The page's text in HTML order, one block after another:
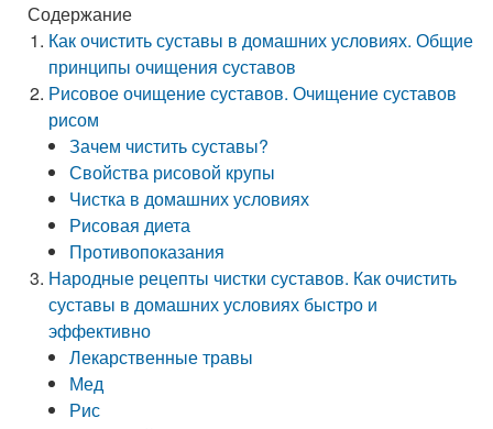
Содержание
Как очистить суставы в домашних условиях. Общие
принципы очищения суставов
Рисовое очищение суставов. Очищение суставов
рисом
Зачем чистить суставы?
Свойства рисовой крупы
Чистка в домашних условиях
Рисовая диета
Противопоказания
Народные рецепты чистки суставов. Как очистить
суставы в домашних условиях быстро и
эффективно
Лекарственные травы
Мед
Рис